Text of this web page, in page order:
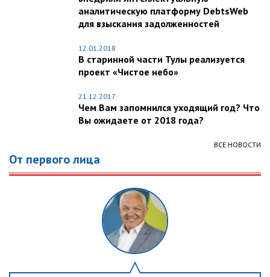
аналитическую платформу DebtsWeb
для взыскания задолженностей
12.01.2018
В старинной части Тулы реализуется
проект «Чистое небо»
21.12.2017
Чем Вам запомнился уходящий год? Что
Вы ожидаете от 2018 года?
ВСЕ НОВОСТИ
От первого лица